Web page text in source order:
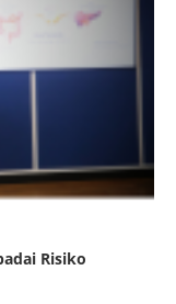
Risiko